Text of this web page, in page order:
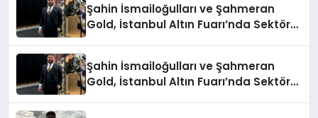
Şahin İsmailoğulları ve Şahmeran
Gold, İstanbul Altın Fuarı’nda Sektöre
Şahin İsmailoğulları ve Şahmeran
Gold, İstanbul Altın Fuarı’nda Sektöre